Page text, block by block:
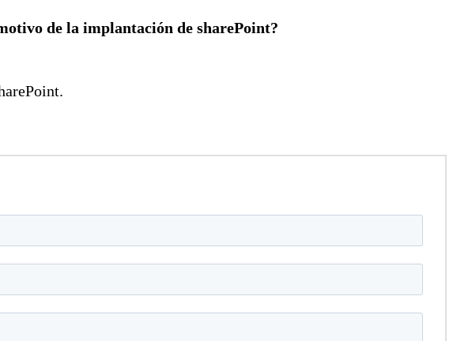
de la implantación de sharePoint?